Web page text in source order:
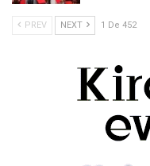
PREV NEXT 1 De 452